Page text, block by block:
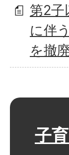
第2子
に伴
を撤
子